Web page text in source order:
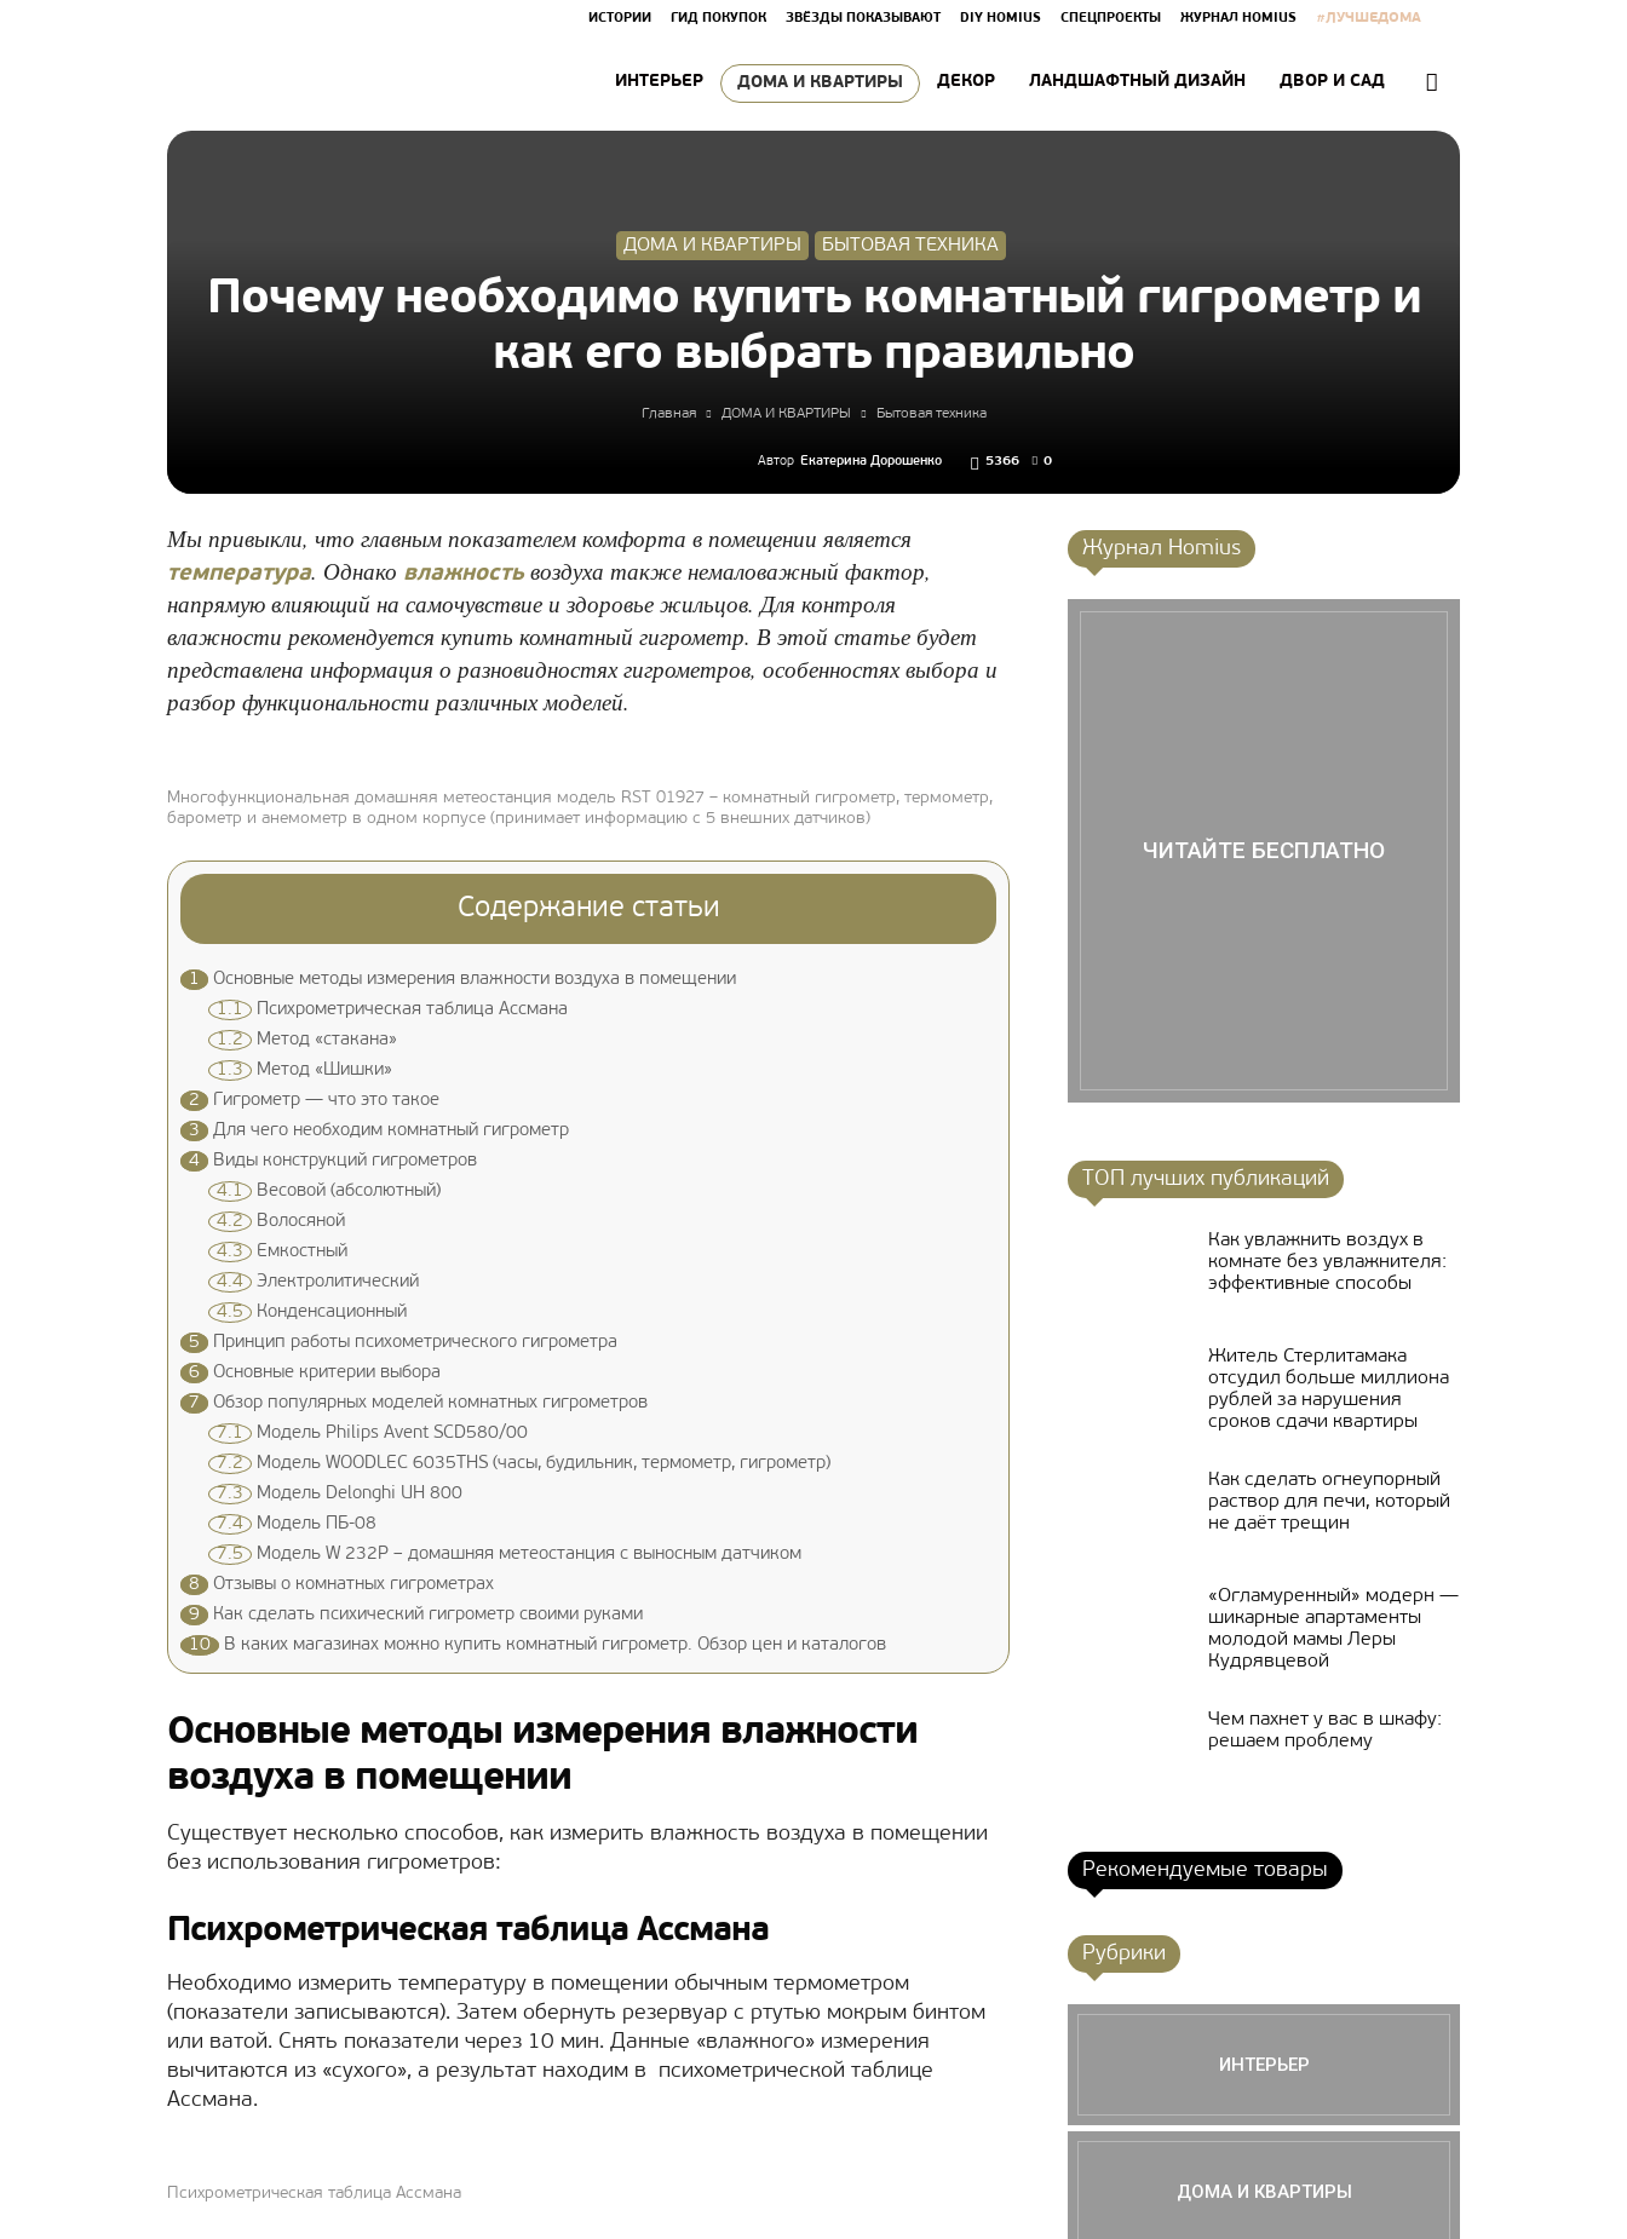
ИСТОРИИ ГИД ПОКУПОК ЗВЁЗДЫ ПОКАЗЫВАЮТ DIY HOMIUS СПЕЦПРОЕКТЫ ЖУРНАЛ HOMIUS #ЛУЧШЕДОМА
ИНТЕРЬЕР ДОМА И КВАРТИРЫ ДЕКОР ЛАНДШАФТНЫЙ ДИЗАЙН ДВОР И САД
ДОМА И КВАРТИРЫ БЫТОВАЯ ТЕХНИКА
Почему необходимо купить комнатный гигрометр и
как его выбрать правильно
Главная ДОМА И КВАРТИРЫ Бытовая техника
Автор Екатерина Дорошенко 5366 0
Мы привыкли, что главным показателем комфорта в помещении является
температура. Однако влажностьвоздуха также немаловажный фактор,
напрямую влияющий на самочувствие и здоровье жильцов. Для контроля
влажности рекомендуется купить комнатный гигрометр. В этой статье будет
представлена информация о разновидностях гигрометров, особенностях выбора и
разбор функциональности различных моделей.
Многофункциональная домашняя метеостанция модель RST 01927 – комнатный гигрометр, термометр,
барометр и анемометр в одном корпусе (принимает информацию с 5 внешних датчиков)
Содержание статьи
1
Основные методы измерения влажности воздуха в помещении
1.1 Психрометрическая таблица Ассмана
1.2 Метод «стакана»
1.3 Метод «Шишки»
2
Гигрометр — что это такое
3
Для чего необходим комнатный гигрометр
4
Виды конструкций гигрометров
4.1 Весовой (абсолютный)
4.2 Волосяной
4.3 Емкостный
4.4 Электролитический
4.5 Конденсационный
5
Принцип работы психометрического гигрометра
6
Основные критерии выбора
7
Обзор популярных моделей комнатных гигрометров
7.1 Модель Philips Avent SCD580/00
7.2 Модель WOODLEC 6035ТНS (часы, будильник, термометр, гигрометр)
7.3 Модель Delonghi UH 800
7.4 Модель ПБ-08
7.5 Модель W 232P – домашняя метеостанция с выносным датчиком
8
Отзывы о комнатных гигрометрах
9
Как сделать психический гигрометр своими руками
10
В каких магазинах можно купить комнатный гигрометр. Обзор цен и каталогов
Основные методы измерения влажности
воздуха в помещении
Существует несколько способов, как измерить влажность воздуха в помещении
без использования гигрометров:
Психрометрическая таблица Ассмана
Необходимо измерить температуру в помещении обычным термометром
(показатели записываются). Затем обернуть резервуар с ртутью мокрым бинтом
или ватой. Снять показатели через 10 мин. Данные «влажного» измерения
вычитаются из «сухого», а результат находим в психометрической таблице
Ассмана.
Психрометрическая таблица Ассмана
Журнал Homius
ЧИТАЙТЕ БЕСПЛАТНО
ТОП лучших публикаций
Как увлажнить воздух в
комнате без увлажнителя:
эффективные способы
Житель Стерлитамака
отсудил больше миллиона
рублей за нарушения
сроков сдачи квартиры
Как сделать огнеупорный
раствор для печи, который
не даёт трещин
«Огламуренный» модерн —
шикарные апартаменты
молодой мамы Леры
Кудрявцевой
Чем пахнет у вас в шкафу:
решаем проблему
Рекомендуемые товары
Рубрики
ИНТЕРЬЕР
ДОМА И КВАРТИРЫ